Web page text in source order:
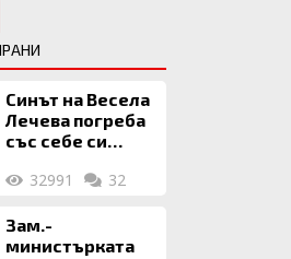
Синът на Весела
Лечева погреба
със себе си
млн. евро
32991 32
Зам.-
министърката